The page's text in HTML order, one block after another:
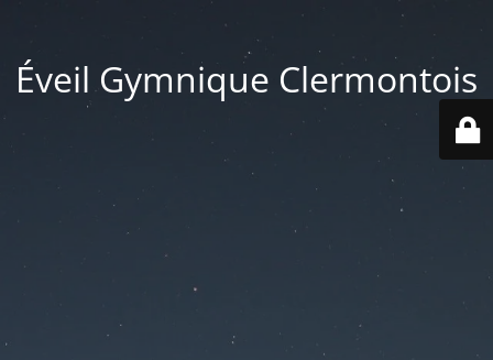
Éveil Gymnique Clermontois